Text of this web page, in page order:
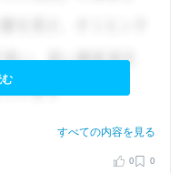
すべての内容を見る
0 0